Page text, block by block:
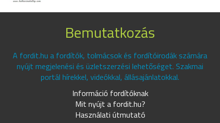
Bemutatkozás
A fordit.hu a fordítók, tolmácsok és fordítóirodák számára
nyújt megjelenési és üzletszerzési lehetőséget. Szakmai
portál hírekkel, videókkal, állásajánlatokkal.
Információ fordítóknak
Mit nyújt a fordit.hu?
Használati útmutató